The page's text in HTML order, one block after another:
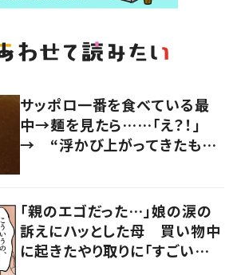
サッポロ一番を食べている最
中→麺を見たら……「え？！」
→ “浮かび上がってきたも
ね」
「親のエゴだった…」娘の涙の
訴えにハッとした母 買い物中
に起きたやり取りに「すごい分